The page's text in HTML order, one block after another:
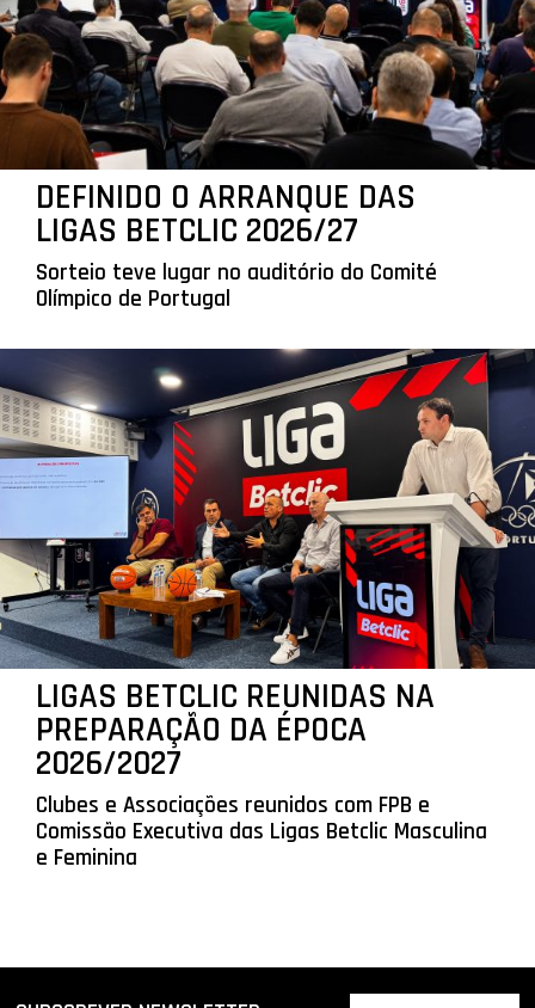
DEFINIDO O ARRANQUE DAS
LIGAS BETCLIC 2026/27
Sorteio teve lugar no auditório do Comité
Olímpico de Portugal
LIGAS BETCLIC REUNIDAS NA
PREPARAÇÃO DA ÉPOCA
2026/2027
Clubes e Associações reunidos com FPB e
Comissão Executiva das Ligas Betclic Masculina
e Feminina